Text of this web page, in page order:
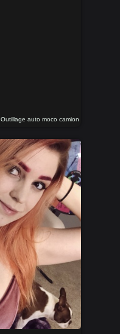
Outillage auto moco camion